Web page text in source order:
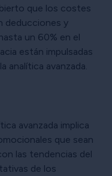
que los costes
deducciones y
un 60% en el
están impulsadas
analítica avanzada.
avanzada implica
que sean
las tendencias del
de los